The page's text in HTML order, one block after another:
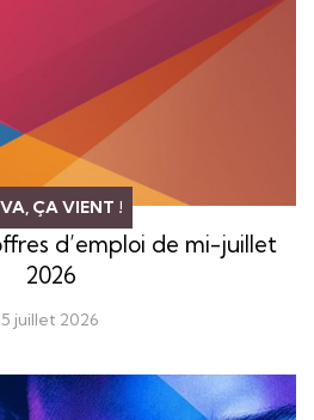
ÇA VIENT !
d’emploi de mi-juillet
2026
juillet 2026